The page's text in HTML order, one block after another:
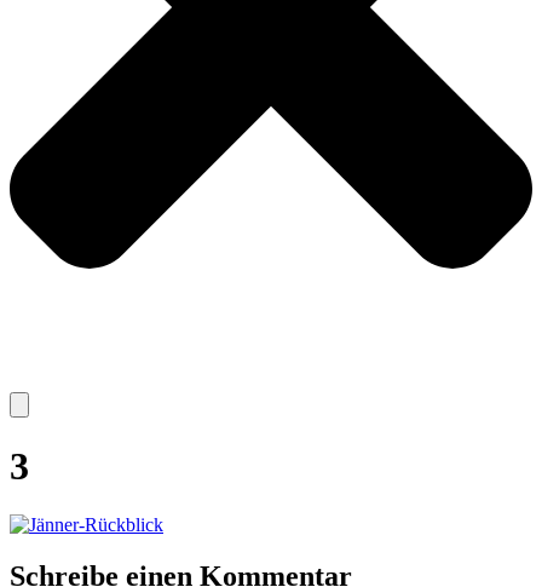
3
Schreibe einen Kommentar